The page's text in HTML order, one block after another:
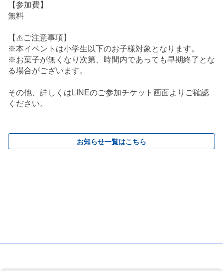
【参加費】
無料
【⚠️ご注意事項】
※本イベントは小学生以下のお子様対象となります。
※お菓子が無くなり次第、時間内であっても早期終了とな
る場合がございます。
その他、詳しくはLINEのご参加チケット画面よりご確認
ください。
お知らせ一覧はこちら